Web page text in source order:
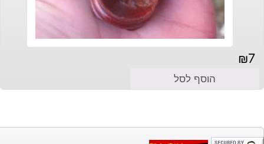
₪7
הוסף לסל